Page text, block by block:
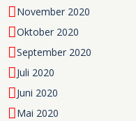
November 2020
Oktober 2020
September 2020
Juli 2020
Juni 2020
Mai 2020